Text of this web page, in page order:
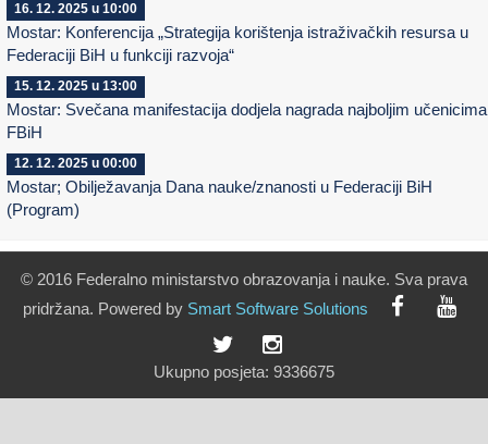
16. 12. 2025 u 10:00
Mostar: Konferencija „Strategija korištenja istraživačkih resursa u
Federaciji BiH u funkciji razvoja“
15. 12. 2025 u 13:00
Mostar: Svečana manifestacija dodjela nagrada najboljim
FBiH
12. 12. 2025 u 00:00
Mostar; Obilježavanja Dana nauke/znanosti u Federaciji BiH
(Program)
© 2016 Federalno ministarstvo obrazovanja i nauke. Sva prava
pridržana. Powered by Smart Software Solutions
Ukupno posjeta: 9336675